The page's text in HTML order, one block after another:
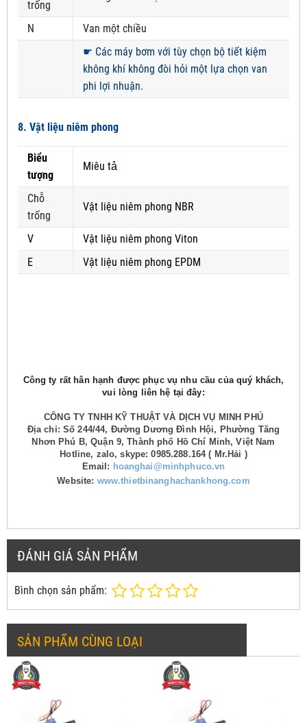
trống
N
Van một chiều
☛ Các máy bơm với tùy chọn bộ tiết kiệm
không khí không đòi hỏi một lựa chọn van
phi lợi nhuận.
8. Vật liệu niêm phong
Biểu
tượng
Miêu tả
Chỗ
trống
Vật liệu niêm phong NBR
V
Vật liệu niêm phong Viton
E
Vật liệu niêm phong EPDM
Công ty rất hân hạnh được phục vụ nhu cầu của quý khách,
vui lòng liên hệ tại đây:
CÔNG TY TNHH KỸ THUẬT VÀ DỊCH VỤ MINH PHÚ
Địa chỉ: Số 244/44, Đường Dương Đình Hội, Phường Tăng
Nhơn Phú B, Quận 9, Thành phố Hồ Chí Minh, Việt Nam
Hotline, zalo, skype: 0985.288.164 ( Mr.Hải )
Email: hoanghai@minhphuco.vn
Website: www.thietbinanghachankhong.com
ĐÁNH GIÁ SẢN PHẨM
Bình chọn sản phẩm:
SẢN PHẨM CÙNG LOẠI